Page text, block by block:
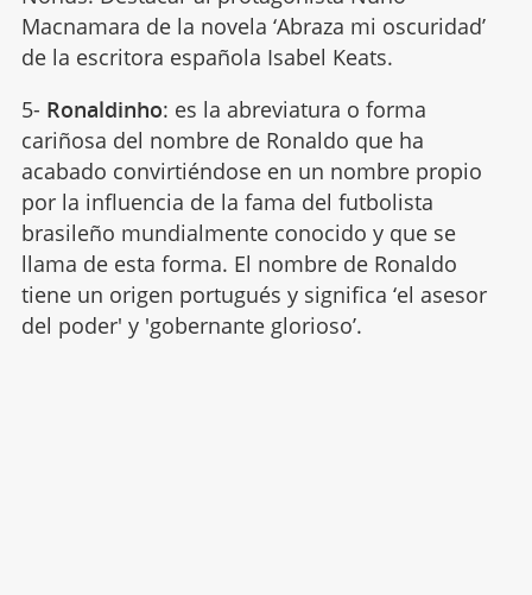
Macnamara de la novela ‘Abraza mi oscuridad’
de la escritora española Isabel Keats.
5- Ronaldinho: es la abreviatura o forma
cariñosa del nombre de Ronaldo que ha
acabado convirtiéndose en un nombre propio
por la influencia de la fama del futbolista
brasileño mundialmente conocido y que se
llama de esta forma. El nombre de Ronaldo
tiene un origen portugués y significa ‘el asesor
del poder' y 'gobernante glorioso’.